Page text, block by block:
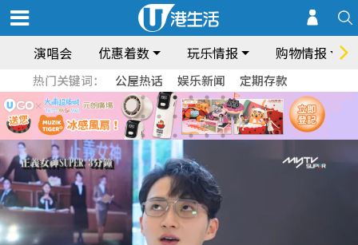
演唱会 优惠着数 玩乐情报 购物情报
热门关键词： 公屋热话 娱乐新闻 定期存款